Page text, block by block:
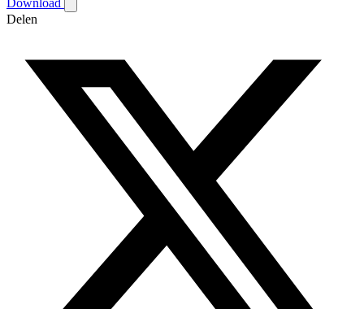
Download
Delen